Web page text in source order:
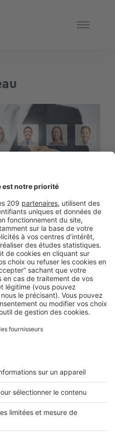
vont-ils
?
au sens large constitue
du ...
75009 Paris
80 00